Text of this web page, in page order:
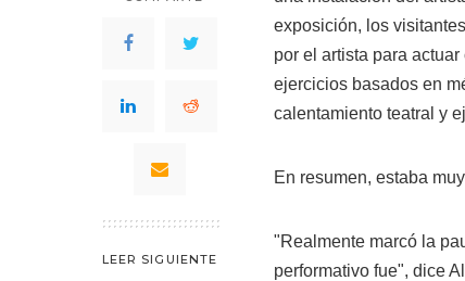
LEER SIGUIENTE
exposición, los
por el artista para
ejercicios basados en
calentamiento teatral y
En resumen, estaba
"Realmente marcó la
performativo fue", dice